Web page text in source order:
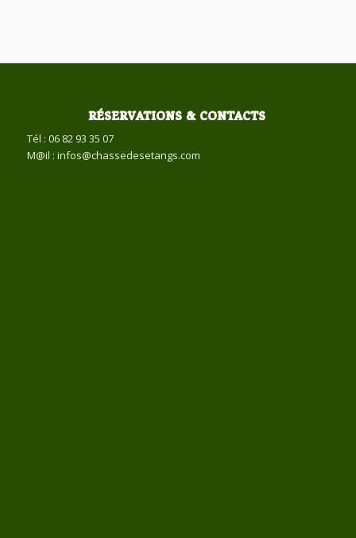
RÉSERVATIONS & CONTACTS
Tél : 06 82 93 35 07
M@il : infos@chassedesetangs.com